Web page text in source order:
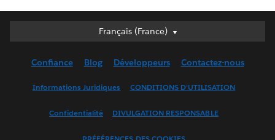
Français (France)
Français (France)
English (UK)
Français (Canada)
Confiance Blog Développeurs Contactez-nous
Informations Juridiques CONDITIONS D'UTILISATION
Confidentialité DIVULGATION RESPONSABLE